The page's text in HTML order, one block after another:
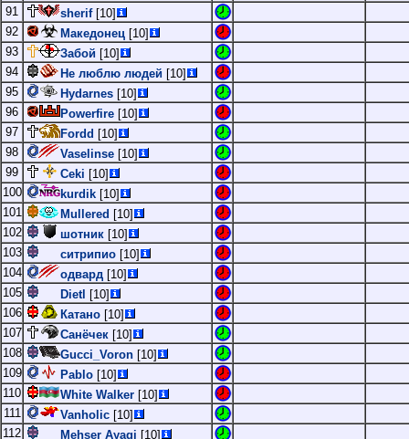
91 sherif[10]
92
Македонец [10]
93
Забой [10]
94
Не люблю людей [10]
95
Hydarnes [10]
96
Powerfire [10]
97
Fordd [10]
98
Vaselinse [10]
99
Ceki [10]
100
kurdik [10]
101
Mullered [10]
102
шотник [10]
103
ситрипио [10]
104
одвард [10]
105
Dietl [10]
106
Катано [10]
107
Санёчек [10]
108
Gucci_Voron [10]
109
Pablo [10]
110
White Walker [10]
111
Vanholic [10]
112
Mehser Ayagi [10]